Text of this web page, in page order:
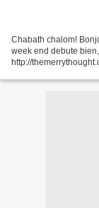
Chabath chalom!
week end debute
http://